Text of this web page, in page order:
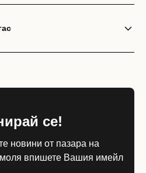
се!
новини от пазара на
впишете Вашия имейл